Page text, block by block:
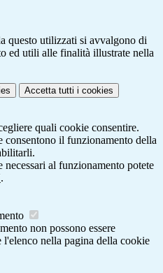
questo utilizzati si avvalgono di
ed utili alle finalità illustrate nella
Accetta tutti i cookies
quali cookie consentire.
consentono il funzionamento della
al funzionamento potete
.
non possono essere
nella pagina della cookie